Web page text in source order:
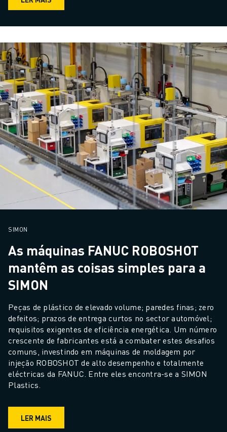
SIMON
As máquinas FANUC ROBOSHOT
mantêm as coisas simples para a
SIMON
Peças de plástico de elevado volume; paredes finas; zero
defeitos; prazos de entrega curtos no sector automóvel;
requisitos exigentes de eficiência energética. Um número
crescente de fabricantes está a combater estes desafios
comuns, investindo em máquinas de moldagem por
injeção ROBOSHOT de alto desempenho e totalmente
eléctricas da FANUC. Entre eles encontra-se a SIMON
Plastics.
LER MAIS